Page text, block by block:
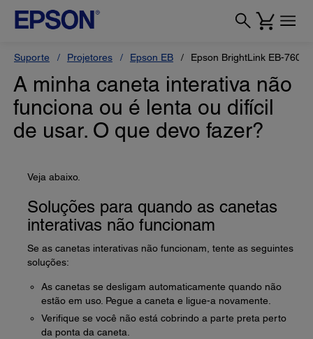
Suporte Projetores Epson EB Epson BrightLink EB-760Wi
A minha caneta interativa não
funciona ou é lenta ou difícil
de usar. O que devo fazer?
Veja abaixo.
Soluções para quando as canetas
interativas não funcionam
Se as canetas interativas não funcionam, tente as seguintes
soluções:
As canetas se desligam automaticamente quando não
estão em uso. Pegue a caneta e ligue-a novamente.
Verifique se você não está cobrindo a parte preta perto
da ponta da caneta.